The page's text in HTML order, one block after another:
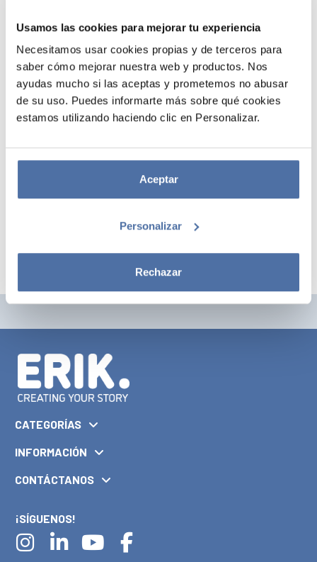
Usamos las cookies para mejorar tu experiencia
Necesitamos usar cookies propias y de terceros para
saber cómo mejorar nuestra web y productos. Nos
ayudas mucho si las aceptas y prometemos no abusar
de su uso. Puedes informarte más sobre qué cookies
estamos utilizando haciendo clic en Personalizar.
Aceptar
Personalizar
Rechazar
PACK 3 CUADERNOS A6 BT21 THE
JOURNEY TATA
interior de 80 g/m2. Cada cuaderno tiene 32 hojas (64 páginas) y un
tipo de interior: líneas, bullet y blanco.
CATEGORÍAS
INFORMACIÓN
CONTÁCTANOS
¡SÍGUENOS!